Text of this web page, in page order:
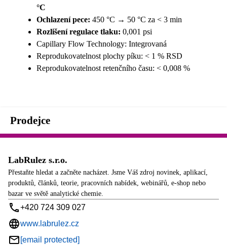
°C
Ochlazení pece: 450 °C → 50 °C za < 3 min
Rozlišení regulace tlaku: 0,001 psi
Capillary Flow Technology: Integrovaná
Reprodukovatelnost plochy píku: < 1 % RSD
Reprodukovatelnost retenčního času: < 0,008 %
Prodejce
LabRulez s.r.o.
Přestaňte hledat a začněte nacházet. Jsme Váš zdroj novinek, aplikací,
produktů, článků, teorie, pracovních nabídek, webinářů, e-shop nebo
bazar ve světě analytické chemie.
+420 724 309 027
www.labrulez.cz
[email protected]